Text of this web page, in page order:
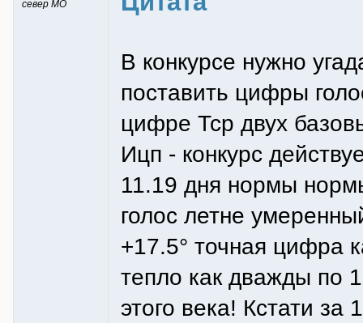
север МО
В конкурсе нужно
поставить цифры
цифре Тср двух
Ицп - конкурс
11.19 дня нормы
голос летне
+17.5° точная цифра
тепло как дважды по
этого века! Кстати за